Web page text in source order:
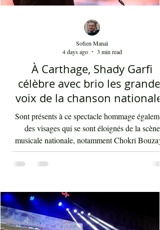
À Carthage, Shady Garfi
célèbre avec brio les grandes
voix de la chanson nationale
Par Sofien Manaï
Sont présents à ce spectacle hommage
des visages qui se sont éloignés de la scène
musicale nationale, notamment Chokri
et Nourreddine Beji, un plaisir de les retrouver
nouveau sur scène. Par la suite, c'était autour
Rebaï, un élégant chanteur, présent maintenant
dans l'univers du chant national depuis au
cinq ans. Sans oublier la soprano Nesrine
Sofien Manaï
4 days ago
3 min read